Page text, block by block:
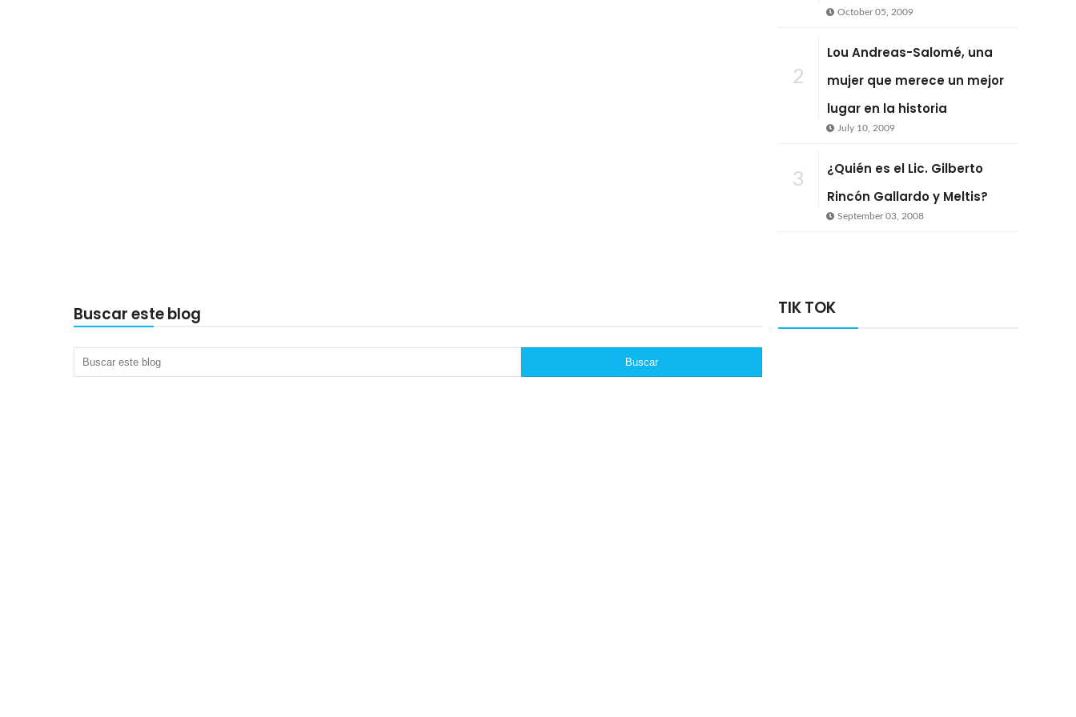
Buscar este blog
October 05, 2009
2
Lou Andreas-Salomé, una
mujer que merece un mejor
lugar en la historia
July 10, 2009
3
¿Quién es el Lic. Gilberto
Rincón Gallardo y Meltis?
September 03, 2008
TIK TOK